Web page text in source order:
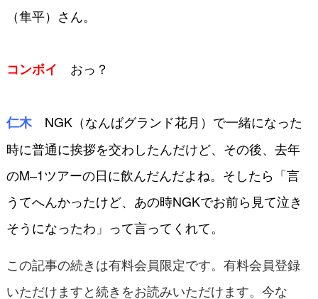
（隼平）さん。
コンボイ おっ？
仁木NGK（なんばグランド花月）で一緒になった
時に普通に挨拶を交わしたんだけど、その後、去年
のM‒1ツアーの日に飲んだんだよね。そしたら「言
うてへんかったけど、あの時NGKでお前ら見て泣き
そうになったわ」って言ってく れて。
この記事の続きは有料会員限定です。有料会員登録
いただけますと続きをお読みいただけます。今な